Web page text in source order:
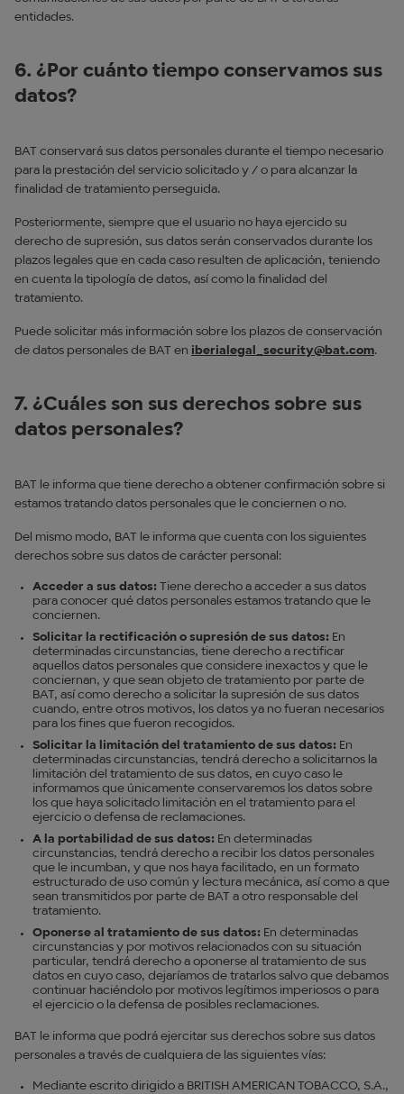
entidades.
6. ¿Por cuánto tiempo conservamos sus
datos?
BAT conservará sus datos personales durante el tiempo necesario
para la prestación del servicio solicitado y / o para alcanzar la
finalidad de tratamiento perseguida.
Posteriormente, siempre que el usuario no haya ejercido su
derecho de supresión, sus datos serán conservados durante los
plazos legales que en cada caso resulten de aplicación, teniendo
en cuenta la tipología de datos, así como la finalidad del
tratamiento.
Puede solicitar más información sobre los plazos de conservación
de datos personales de BAT en iberialegal_security@bat.com.
7. ¿Cuáles son sus derechos sobre sus
datos personales?
BAT le informa que tiene derecho a obtener confirmación sobre si
estamos tratando datos personales que le conciernen o no.
Del mismo modo, BAT le informa que cuenta con los siguientes
derechos sobre sus datos de carácter personal:
Acceder a sus datos: Tiene derecho a acceder a sus datos
para conocer qué datos personales estamos tratando que le
conciernen.
Solicitar la rectificación o supresión de sus datos: En
determinadas circunstancias, tiene derecho a rectificar
aquellos datos personales que considere inexactos y que le
conciernan, y que sean objeto de tratamiento por parte de
BAT, así como derecho a solicitar la supresión de sus datos
cuando, entre otros motivos, los datos ya no fueran necesarios
para los fines que fueron recogidos.
Solicitar la limitación del tratamiento de sus datos: En
determinadas circunstancias, tendrá derecho a solicitarnos la
limitación del tratamiento de sus datos, en cuyo caso le
informamos que únicamente conservaremos los datos sobre
los que haya solicitado limitación en el tratamiento para el
ejercicio o defensa de reclamaciones.
A la portabilidad de sus datos: En determinadas
circunstancias, tendrá derecho a recibir los datos personales
que le incumban, y que nos haya facilitado, en un formato
estructurado de uso común y lectura mecánica, así como a que
sean transmitidos por parte de BAT a otro responsable del
tratamiento.
Oponerse al tratamiento de sus datos: En determinadas
circunstancias y por motivos relacionados con su situación
particular, tendrá derecho a oponerse al tratamiento de sus
datos en cuyo caso, dejaríamos de tratarlos salvo que debamos
continuar haciéndolo por motivos legítimos imperiosos o para
el ejercicio o la defensa de posibles reclamaciones.
BAT le informa que podrá ejercitar sus derechos sobre sus datos
personales a través de cualquiera de las siguientes vías:
Mediante escrito dirigido a BRITISH AMERICAN TOBACCO, S.A.,